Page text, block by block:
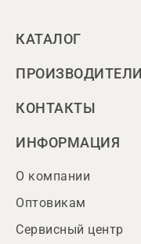
КАТАЛОГ
ПРОИЗВОДИТЕЛИ
КОНТАКТЫ
ИНФОРМАЦИЯ
О компании
Оптовикам
Сервисный центр